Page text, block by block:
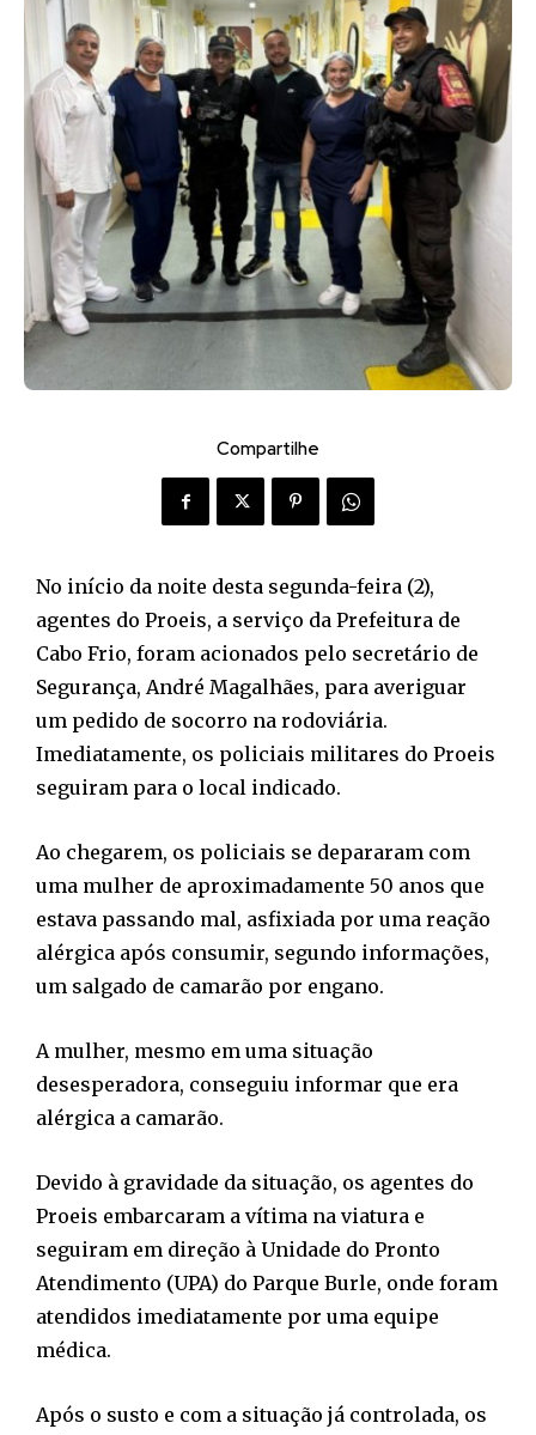
Compartilhe
No início da noite desta segunda-feira (2),
agentes do Proeis, a serviço da Prefeitura de
Cabo Frio, foram acionados pelo secretário de
Segurança, André Magalhães, para averiguar
um pedido de socorro na rodoviária.
Imediatamente, os policiais militares do Proeis
seguiram para o local indicado.
Ao chegarem, os policiais se depararam com
uma mulher de aproximadamente 50 anos que
estava passando mal, asfixiada por uma reação
alérgica após consumir, segundo informações,
um salgado de camarão por engano.
A mulher, mesmo em uma situação
desesperadora, conseguiu informar que era
alérgica a camarão.
Devido à gravidade da situação, os agentes do
Proeis embarcaram a vítima na viatura e
seguiram em direção à Unidade do Pronto
Atendimento (UPA) do Parque Burle, onde foram
atendidos imediatamente por uma equipe
médica.
Após o susto e com a situação já controlada, os